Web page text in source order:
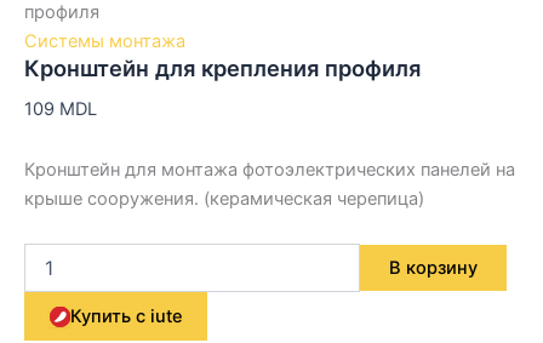
профиля
Системы монтажа
Кронштейн для крепления профиля
109 MDL
Кронштейн для монтажа фотоэлектрических панелей на
крыше сооружения. (керамическая черепица)
В корзину
Купить с iute